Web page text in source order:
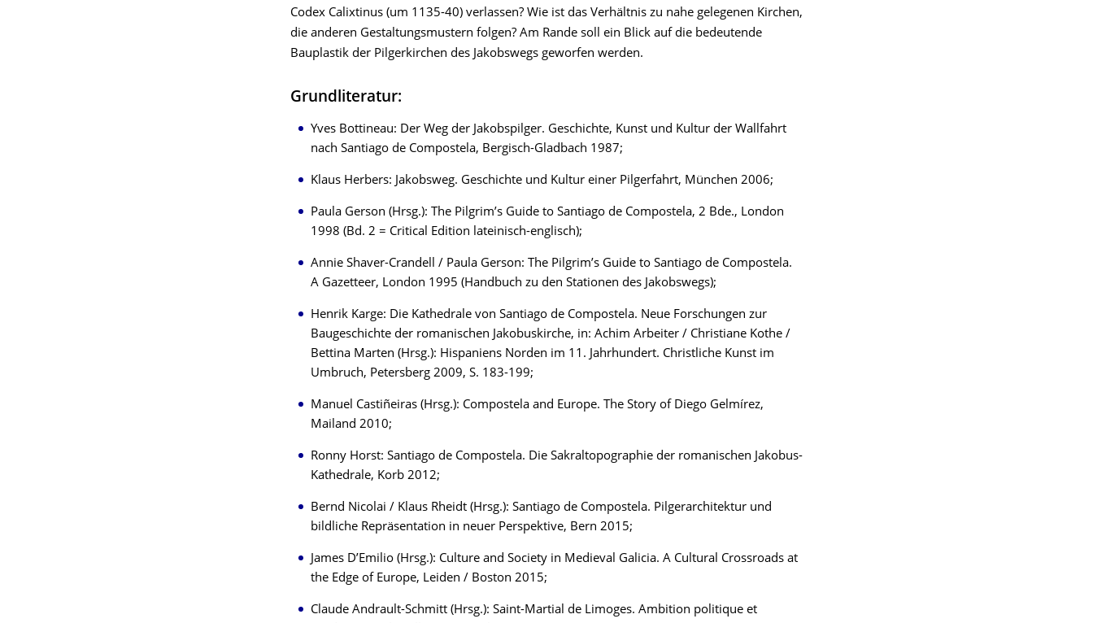
Codex Calixtinus (um 1135-40) verlassen? Wie ist das Verhältnis zu nahe gelegenen Kirchen,
die anderen Gestaltungsmustern folgen? Am Rande soll ein Blick auf die bedeutende
Bauplastik der Pilgerkirchen des Jakobswegs geworfen werden.
Grundliteratur:
Yves Bottineau: Der Weg der Jakobspilger. Geschichte, Kunst und Kultur der Wallfahrt
nach Santiago de Compostela, Bergisch-Gladbach 1987;
Klaus Herbers: Jakobsweg. Geschichte und Kultur einer Pilgerfahrt, München 2006;
Paula Gerson (Hrsg.): The Pilgrim’s Guide to Santiago de Compostela, 2 Bde., London
1998 (Bd. 2 = Critical Edition lateinisch-englisch);
Annie Shaver-Crandell / Paula Gerson: The Pilgrim’s Guide to Santiago de Compostela.
A Gazetteer, London 1995 (Handbuch zu den Stationen des Jakobswegs);
Henrik Karge: Die Kathedrale von Santiago de Compostela. Neue Forschungen zur
Baugeschichte der romanischen Jakobuskirche, in: Achim Arbeiter / Christiane Kothe /
Bettina Marten (Hrsg.): Hispaniens Norden im 11. Jahrhundert. Christliche Kunst im
Umbruch, Petersberg 2009, S. 183-199;
Manuel Castiñeiras (Hrsg.): Compostela and Europe. The Story of Diego Gelmírez,
Mailand 2010;
Ronny Horst: Santiago de Compostela. Die Sakraltopographie der romanischen Jakobus-
Kathedrale, Korb 2012;
Bernd Nicolai / Klaus Rheidt (Hrsg.): Santiago de Compostela. Pilgerarchitektur und
bildliche Repräsentation in neuer Perspektive, Bern 2015;
James D’Emilio (Hrsg.): Culture and Society in Medieval Galicia. A Cultural Crossroads at
the Edge of Europe, Leiden / Boston 2015;
Claude Andrault-Schmitt (Hrsg.): Saint-Martial de Limoges. Ambition politique et